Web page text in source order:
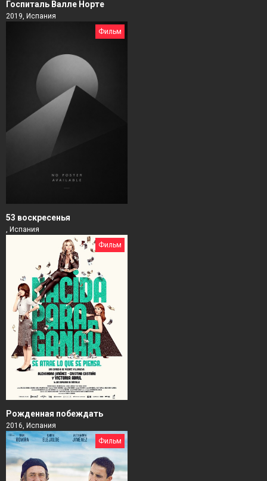
Госпиталь Валле Норте
2019, Испания
Фильм
53 воскресенья
, Испания
Фильм
Рожденная побеждать
2016, Испания
Фильм